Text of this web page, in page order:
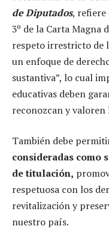
de Diputados,
3º de la Carta Magna
respeto irrestricto de
un enfoque de
sustantiva”, lo cual
educativas deben
reconozcan y
También debe
consideradas como
de titulación,
respetuosa con los
revitalización y
nuestro país.